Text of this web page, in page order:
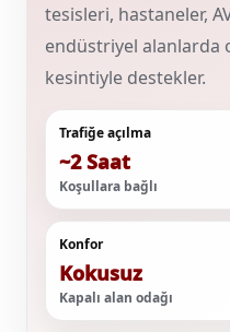
tesisleri, hastaneler,
endüstriyel alanlarda
kesintiyle destekler.
Trafiğe açılma
~2 Saat
Koşullara bağlı
Konfor
Kokusuz
Kapalı alan odağı